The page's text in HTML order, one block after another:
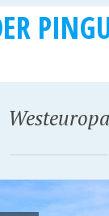
Westeuropa